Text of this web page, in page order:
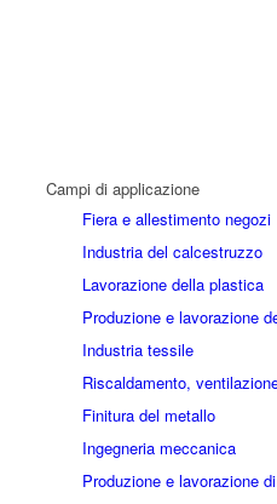
Campi di applicazione
Fiera e allestimento negozi
Industria del calcestruzzo
Lavorazione della plastica
Produzione e lavorazione
Industria tessile
Riscaldamento,
Finitura del metallo
Ingegneria meccanica
Produzione e lavorazione